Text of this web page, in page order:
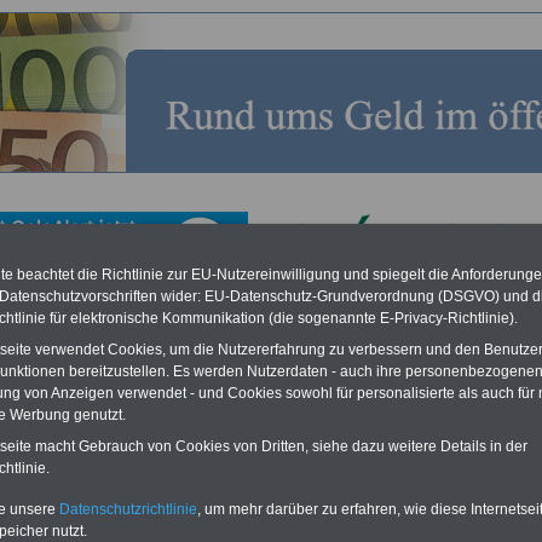
für Beschäftigte im öffentlichen Dienst
des eBooks für nur 10,00 Euro
(inkl. Versand und MwSt.)
OnlineServicefür 10 Euro
Für nur 10,00 Euro bei einer Laufzeit
wichtigsten Fragen zum Öffentlichen
zehn Bücher bzw. eBooks zum
beachtet die Richtlinie zur EU-Nutzereinwilligung und spiegelt die
wider: EU-Datenschutz-Grundverordnung (DSGVO) und
für elektronische Kommunikation (die sogenannte E-Privacy-Richtlinie).
verwendet Cookies, um die Nutzererfahrung zu verbessern und den
bereitzustellen. Es werden Nutzerdaten - auch ihre
von Anzeigen verwendet - und Cookies sowohl für personalisierte als auch für
Werbung genutzt.
macht Gebrauch von Cookies von Dritten, siehe dazu weitere Details in der
unsere Datenschutzrichtlinie , um mehr darüber zu erfahren, wie diese
nutzt.